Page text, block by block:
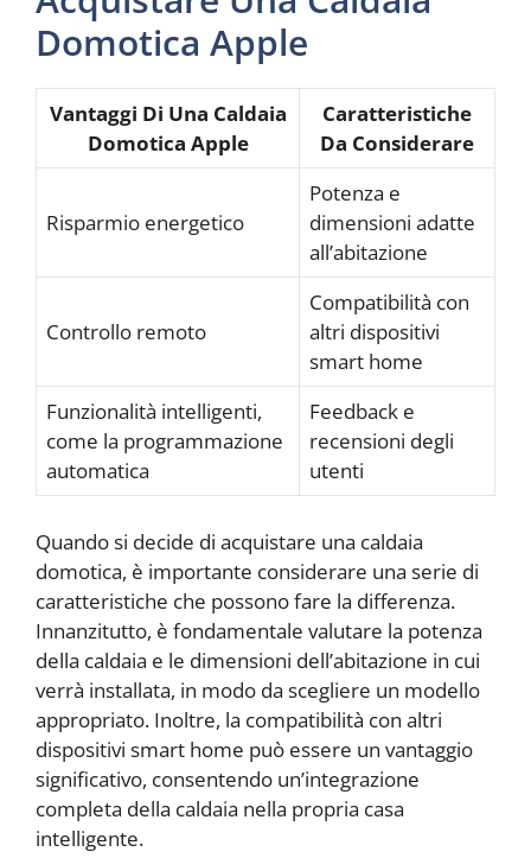
Domotica Apple
Vantaggi Di Una Caldaia
Domotica Apple
Caratteristiche
Da Considerare
Risparmio energetico
Potenza e
dimensioni adatte
all’abitazione
Controllo remoto
Compatibilità con
altri dispositivi
smart home
Funzionalità intelligenti,
come la programmazione
automatica
Feedback e
recensioni degli
utenti
Quando si decide di acquistare una caldaia
domotica, è importante considerare una serie di
caratteristiche che possono fare la differenza.
Innanzitutto, è fondamentale valutare la potenza
della caldaia e le dimensioni dell’abitazione in cui
verrà installata, in modo da scegliere un modello
appropriato. Inoltre, la compatibilità con altri
dispositivi smart home può essere un vantaggio
significativo, consentendo un’integrazione
completa della caldaia nella propria casa
intelligente.